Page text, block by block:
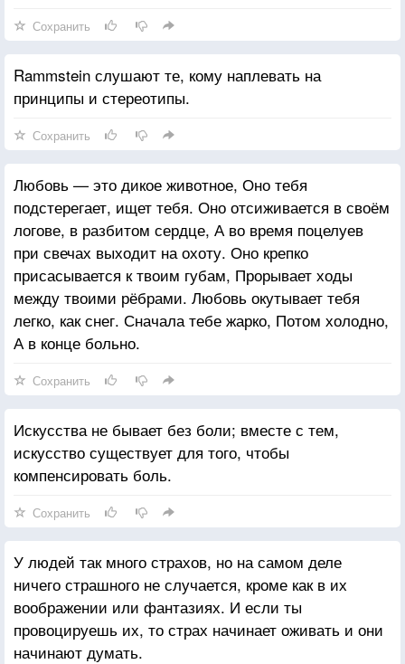
Сохранить
Rammstein слушают те, кому наплевать на
принципы и стереотипы.
Сохранить
Любовь — это дикое животное, Оно тебя
подстерегает, ищет тебя. Оно отсиживается в своём
логове, в разбитом сердце, А во время поцелуев
при свечах выходит на охоту. Оно крепко
присасывается к твоим губам, Прорывает ходы
между твоими рёбрами. Любовь окутывает тебя
легко, как снег. Сначала тебе жарко, Потом холодно,
А в конце больно.
Сохранить
Искусства не бывает без боли; вместе с тем,
искусство существует для того, чтобы
компенсировать боль.
Сохранить
У людей так много страхов, но на самом деле
ничего страшного не случается, кроме как в их
воображении или фантазиях. И если ты
провоцируешь их, то страх начинает оживать и они
начинают думать.